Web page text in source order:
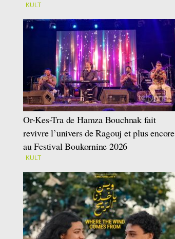
KULT
Or-Kes-Tra de Hamza Bouchnak fait
revivre l’univers de Ragouj et plus encore
au Festival Boukornine 2026
KULT